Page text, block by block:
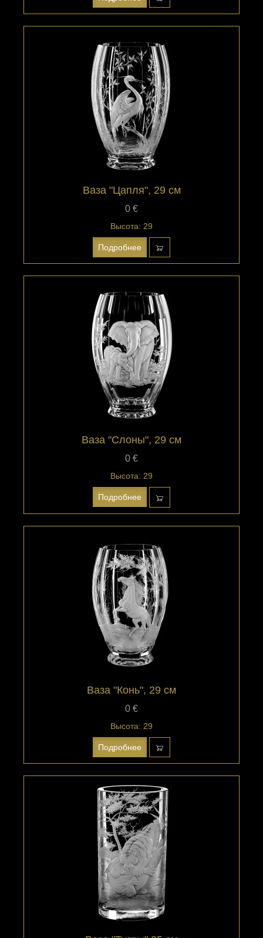
Ваза "Цапля", 29 см
0 €
Высота: 29
Подробнее
Ваза "Слоны", 29 см
0 €
Высота: 29
Подробнее
Ваза "Конь", 29 см
0 €
Высота: 29
Подробнее